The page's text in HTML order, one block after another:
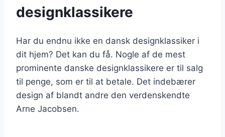
designklassikere
Har du endnu ikke en dansk designklassiker i
dit hjem? Det kan du få. Nogle af de mest
prominente danske designklassikere er til salg
til penge, som er til at betale. Det indebærer
design af blandt andre den verdenskendte
Arne Jacobsen.